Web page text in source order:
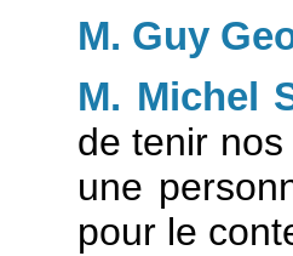
M. Guy
M. Michel
de tenir
une
pour le